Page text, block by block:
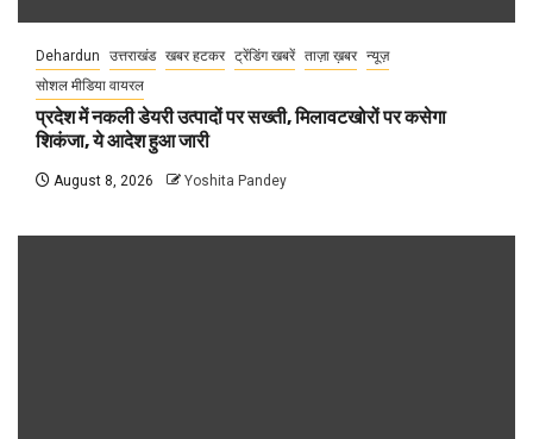
Dehardun उत्तराखंड खबर हटकर ट्रेंडिंग खबरें ताज़ा ख़बर न्यूज़
सोशल मीडिया वायरल
प्रदेश में नकली डेयरी उत्पादों पर सख्ती, मिलावटखोरों पर कसेगा
शिकंजा, ये आदेश हुआ जारी
August 8, 2026 Yoshita Pandey